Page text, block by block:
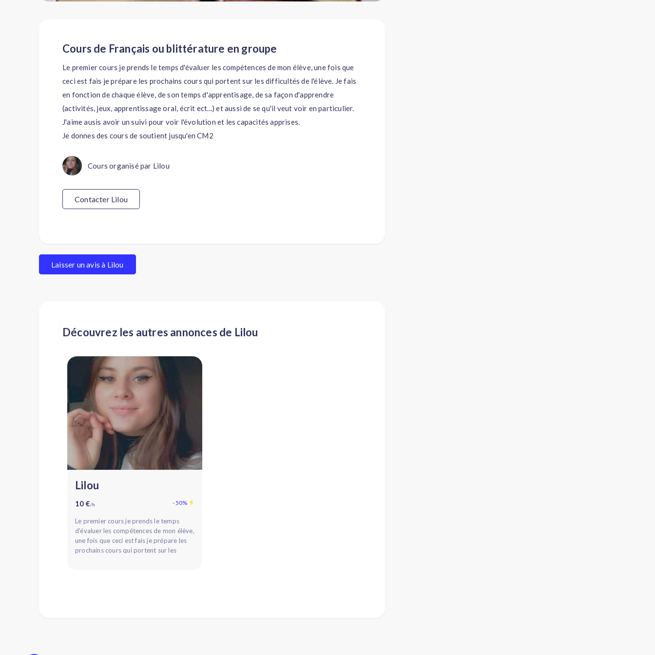
Cours de Français ou blittérature en groupe
Le premier cours je prends le temps d'évaluer les compétences de mon élève, une fois que
ceci est fais je prépare les prochains cours qui portent sur les difficultés de l'élève. Je fais
en fonction de chaque élève, de son temps d'apprentisage, de sa façon d'apprendre
(activités, jeux, apprentissage oral, écrit ect...) et aussi de se qu'il veut voir en particulier.
J'aime ausis avoir un suivi pour voir l'évolution et les capacités apprises.
Je donnes des cours de soutient jusqu'en CM2
Cours organisé par Lilou
Contacter Lilou
Laisser un avis à Lilou
Découvrez les autres annonces de Lilou
Lilou
10 €/h - 50%
Le premier cours je prends le temps
d'évaluer les compétences de mon élève,
une fois que ceci est fais je prépare les
prochains cours qui portent sur les